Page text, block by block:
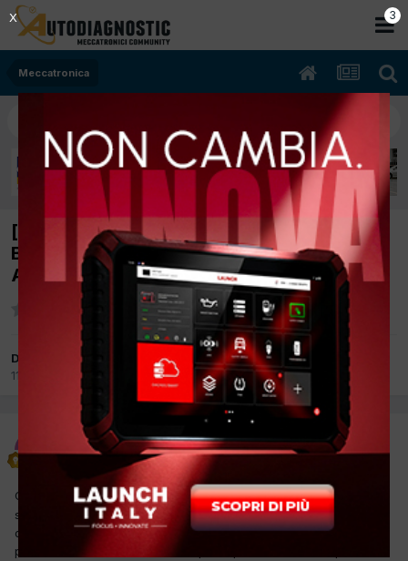
Meccatronica
[RENAULT CLIO 01/2008 1149cc D7F 44Kw
Bifuel B/Gpl] NON PASSA A GPL SPIE
ACCESE SERVICE E GAZ
Da simonevin
11 Giugno 2015
Meccatronica
simonevin
Inviato 11 Giugno 2015
Ciao a tutti premetto che è un po' che non mi collego
so che so che questo è un errore comune e che è già stato
dibattuto più volte. purtroppo non riesco a vedere i vecchi
problemi risolti sul sito. Vorrei sapere qual'è l'intervento più
2
X